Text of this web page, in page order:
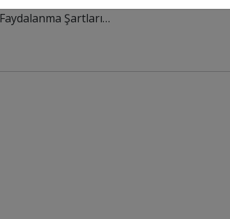
Şartları…